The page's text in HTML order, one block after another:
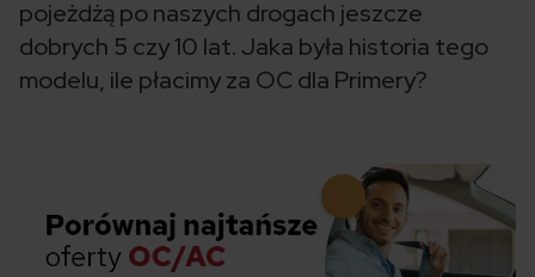
pojeżdżą po naszych drogach jeszcze
dobrych 5 czy 10 lat. Jaka była historia tego
modelu, ile płacimy za OC dla Primery?